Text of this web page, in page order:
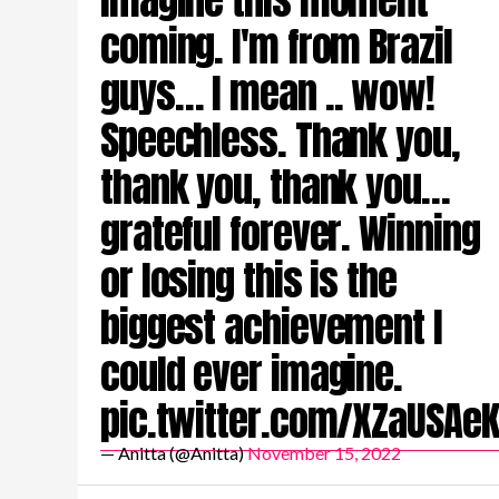
coming. I'm from Brazil
guys… I mean .. wow!
Speechless. Thank you,
thank you, thank you…
grateful forever. Winning
or losing this is the
biggest achievement I
could ever imagine.
pic.twitter.com/
— Anitta (@Anitta)November 15, 2022